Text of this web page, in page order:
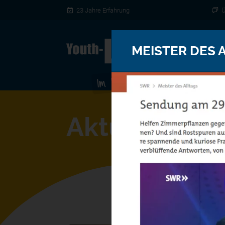
Direkt zum Inhalt wechseln
23 Jahre Erfahrung
Aktuelles
MEISTER DES